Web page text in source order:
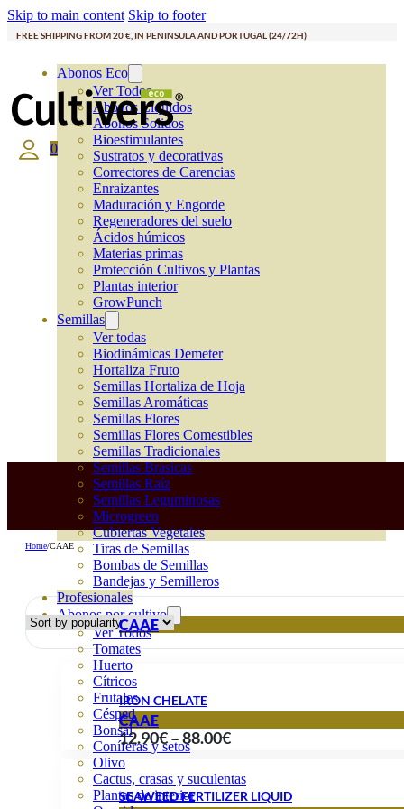
Skip to main content Skip to footer
FREE SHIPPING FROM 20 €, IN PENINSULA AND PORTUGAL (24/72H)
Abonos Eco
Ver Todos
Abonos Líquidos
Abonos Solidos
Bioestimulantes
Sustratos y decorativas
Correctores de Carencias
Enraizantes
Maduración y Engorde
Regeneradores del suelo
Ácidos húmicos
Materias primas
Protección Cultivos y Plantas
Plantas interior
GrowPunch
Semillas
Ver todas
Biodinámicas Demeter
Hortaliza Fruto
Semillas Hortaliza de Hoja
Semillas Aromáticas
Semillas Flores
Semillas Flores Comestibles
Semillas Tradicionales
Semillas Brasicas
Semillas Raíz
Semillas Leguminosas
Microgreen
Cubiertas Vegetales
Tiras de Semillas
Bombas de Semillas
Bandejas y Semilleros
Profesionales
Abonos por cultivo
Ver Todos
Tomates
Huerto
Cítricos
Frutales
Césped
Bonsai
Coníferas y setos
Olivo
Cactus, crasas y suculentas
Plantas de interior
0
Home/CAAE
CAAE
IRON CHELATE
12.90€–88.00€Price
12.90€
CAAE
SEAWEED FERTILIZER LIQUID